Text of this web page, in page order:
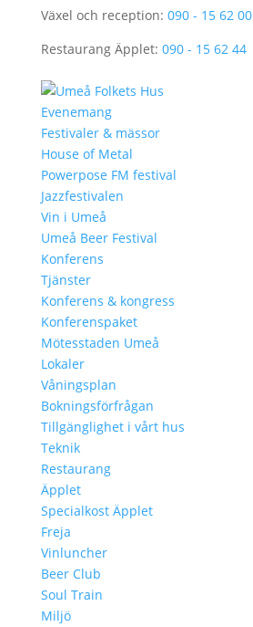
Växel och reception: 090 - 15 62 00
Restaurang Äpplet: 090 - 15 62 44
Evenemang
Festivaler & mässor
House of Metal
Powerpose FM festival
Jazzfestivalen
Vin i Umeå
Umeå Beer Festival
Konferens
Tjänster
Konferens & kongress
Konferenspaket
Mötesstaden Umeå
Lokaler
Våningsplan
Bokningsförfrågan
Tillgänglighet i vårt hus
Teknik
Restaurang
Äpplet
Specialkost Äpplet
Freja
Vinluncher
Beer Club
Soul Train
Miljö